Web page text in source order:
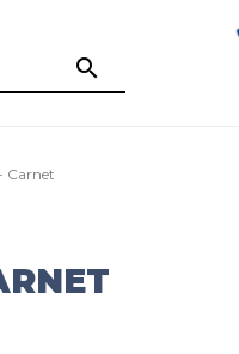
search
Carnet